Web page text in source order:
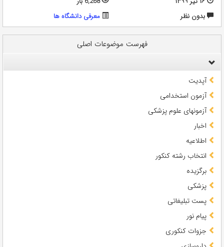
بدون نظر
معرفی دانشگاه ها
فهرست موضوعات اصلی
آپدیت
آزمون استخدامی
آزمونهای علوم پزشکی
اخبار
اطلاعیه
انتخاب رشته کنکور
برگزیده
پزشکی
پست تبلیغاتی
پیام نور
جزوات کنکوری